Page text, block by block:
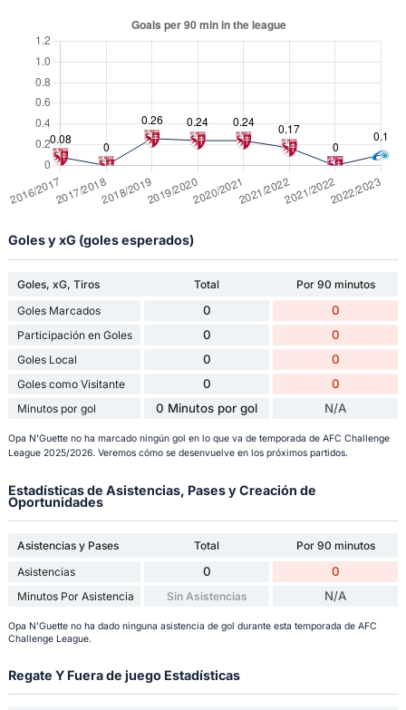
Goles y xG (goles esperados)
Goles, xG, Tiros Total
Por 90 minutos
Goles Marcados
0 0
Participación en Goles 0 0
Goles Local 0 0
Goles como Visitante 0 0
Minutos por gol 0 Minutos por gol N/A
Opa N'Guette no ha marcado ningún gol en lo que va de temporada de AFC Challenge
League 2025/2026. Veremos cómo se desenvuelve en los próximos partidos.
Estadísticas de Asistencias, Pases y Creación de
Oportunidades
Asistencias y Pases Total
Por 90 minutos
Asistencias
0 0
Minutos Por Asistencia Sin Asistencias N/A
Opa N'Guette no ha dado ninguna asistencia de gol durante esta temporada de AFC
Challenge League.
Regate Y Fuera de juego Estadísticas